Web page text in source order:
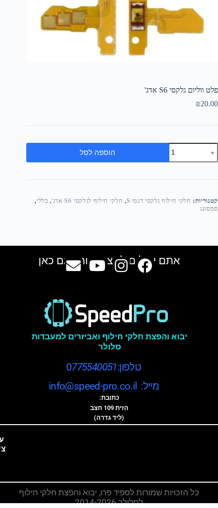
פלט ווליום גלקסי S6 אדג'
₪20.00
הוספה לסל
קטגוריות: חלקי חילוף גלקסי דגמי S , חלקי חילוף לגלקסי S6 אדג' , כללי,
סמסונג
אתם יכולים למצוא אותנו גם כאן
יבוא והפצת חלקי חילוף ואביזרים למעבדות
סלולר
טלפון:0775540051
מייל: info@speed-pro.co.il
כתובת:
הזית 109 חצב
(ליד גדרה)
כל הזכויות שמורות לספיד פרו, יבוא והפצת חלקי חילוף
לסלולר 2014-2026